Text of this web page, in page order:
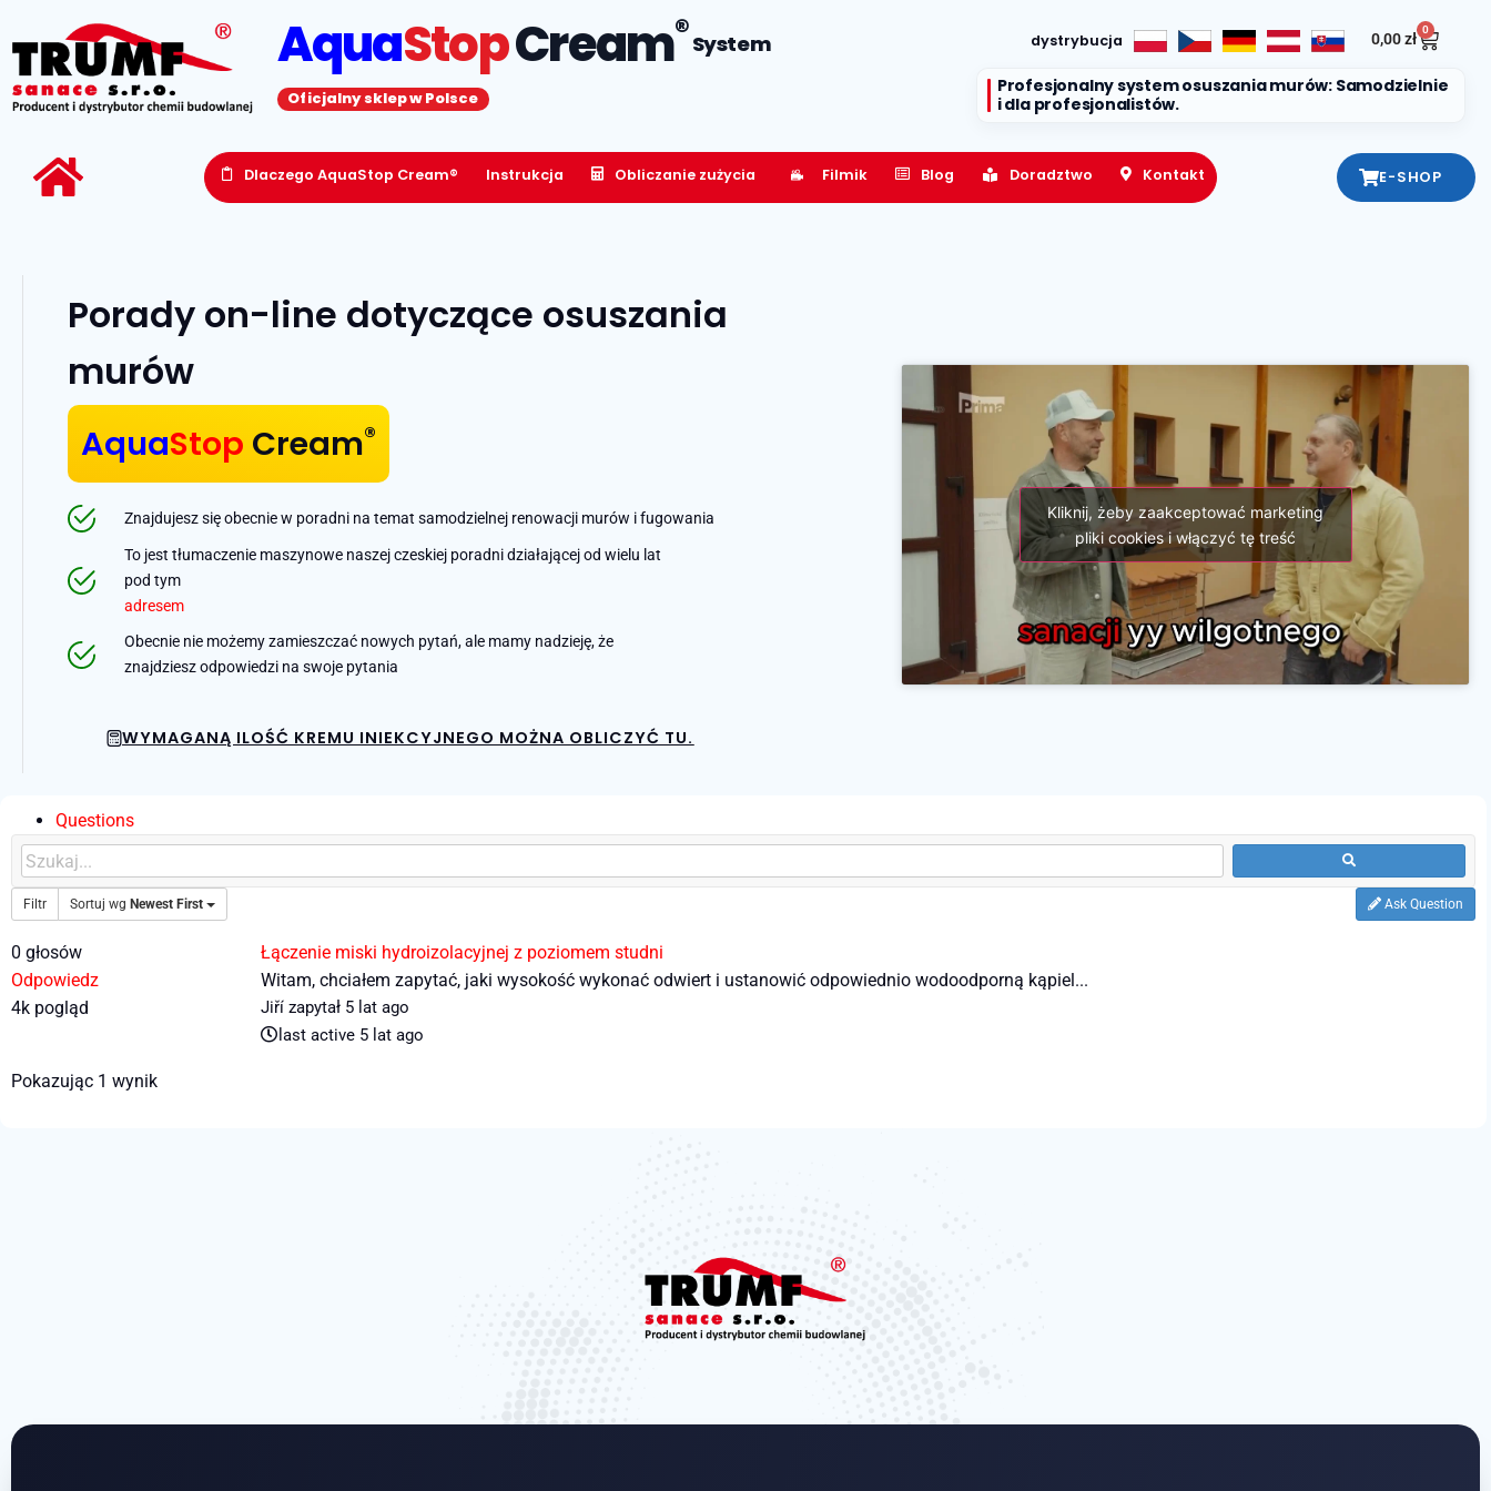
AquaStopCream®System
Oficjalny sklep w Polsce
dystrybucja 0,00zł
0
Profesjonalny system osuszania murów: Samodzielnie
i dla profesjonalistów.
Dlaczego AquaStop Cream® Instrukcja Obliczanie zużycia Filmik Blog Doradztwo Kontakt E-SHOP
Porady on-line dotyczące osuszania
murów
AquaStop Cream®
Znajdujesz się obecnie w poradni na temat samodzielnej renowacji murów i fugowania
To jest tłumaczenie maszynowe naszej czeskiej poradni działającej od wielu lat
pod tym
adresem
Obecnie nie możemy zamieszczać nowych pytań, ale mamy nadzieję, że
znajdziesz odpowiedzi na swoje pytania
WYMAGANĄ ILOŚĆ KREMU INIEKCYJNEGO MOŻNA OBLICZYĆ TU.
Kliknij, żeby zaakceptować marketing
pliki cookies i włączyć tę treść
Questions
Filtr Sortuj wg Newest First Ask Question
0 głosów
Odpowiedz
4k pogląd
Łączenie miski hydroizolacyjnej z poziomem studni
Witam, chciałem zapytać, jaki wysokość wykonać odwiert i ustanowić odpowiednio wodoodporną kąpiel...
Jiří zapytał 5 lat ago
last active 5 lat ago
Pokazując 1 wynik